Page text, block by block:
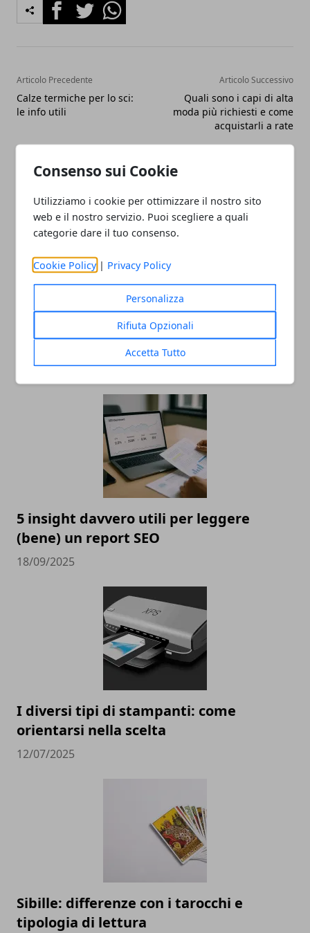
Consenso sui Cookie
Utilizziamo i cookie per ottimizzare il nostro sito
web e il nostro servizio. Puoi scegliere a quali
categorie dare il tuo consenso.
Cookie Policy | Privacy Policy
Personalizza
Rifiuta Opzionali
Accetta Tutto
FacebookTwitterWhatsapp
Articolo Precedente
Calze termiche per lo sci:
le info utili
Articolo Successivo
Quali sono i capi di alta
moda più richiesti e come
acquistarli a rate
Redazione
ARTICOLI CORRELATI
5 insight davvero utili per leggere
(bene) un report SEO
18/09/2025
I diversi tipi di stampanti: come
orientarsi nella scelta
12/07/2025
Sibille: differenze con i tarocchi e
tipologia di lettura